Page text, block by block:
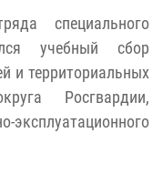
специального
учебный сбор
и территориальных
Росгвардии,